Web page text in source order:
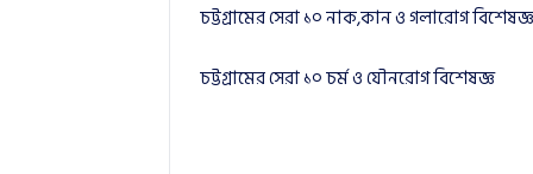
চট্টগ্রামের সেরা ১০ নাক,কান ও গলারোগ বিশেষজ্ঞ
চট্টগ্রামের সেরা ১০ চর্ম ও যৌনরোগ বিশেষজ্ঞ